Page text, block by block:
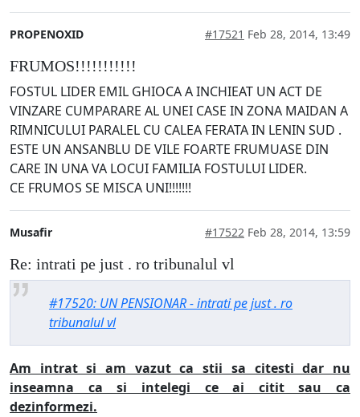
PROPENOXID #17521 Feb 28, 2014, 13:49
FRUMOS!!!!!!!!!!!
FOSTUL LIDER EMIL GHIOCA A INCHIEAT UN ACT DE
VINZARE CUMPARARE AL UNEI CASE IN ZONA MAIDAN A
RIMNICULUI PARALEL CU CALEA FERATA IN LENIN SUD .
ESTE UN ANSANBLU DE VILE FOARTE FRUMUASE DIN
CARE IN UNA VA LOCUI FAMILIA FOSTULUI LIDER.
CE FRUMOS SE MISCA UNI!!!!!!!
Musafir #17522 Feb 28, 2014, 13:59
Re: intrati pe just . ro tribunalul vl
#17520: UN PENSIONAR - intrati pe just . ro
tribunalul vl
Am intrat si am vazut ca stii sa citesti dar nu
inseamna ca si intelegi ce ai citit sau ca
dezinformezi.